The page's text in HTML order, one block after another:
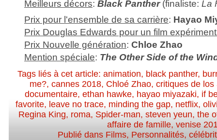
Meilleurs décors: Black Panther(finaliste: La
Prix pour l'ensemble de sa carrière: Hayao
Prix Douglas Edwards pour un film
Prix Nouvelle génération: Chloe Zhao
Mention spéciale: The Other Side of the
Tags liés à cet article: animation, black panther,
me?, cannes 2018, Chloé Zhao, critiques de los
documentaire, ethan hawke, hayao miyazaki, if
favorite, leave no trace, minding the gap, netflix,
Regina King, roma, Spider-man, steven yeun, the
affaire de famille, venise
Publié dans Films, Personnalités,